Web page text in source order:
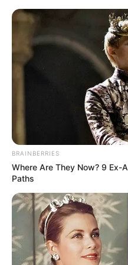
Umgebung Malsfeld
Veranstaltungen
BRAINBERRIES
Where Are They Now? 9 Ex-
Paths